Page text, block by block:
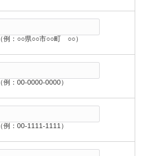
（例：○○県○○市○○町 ○○）
（例：00-0000-0000）
（例：00-1111-1111）